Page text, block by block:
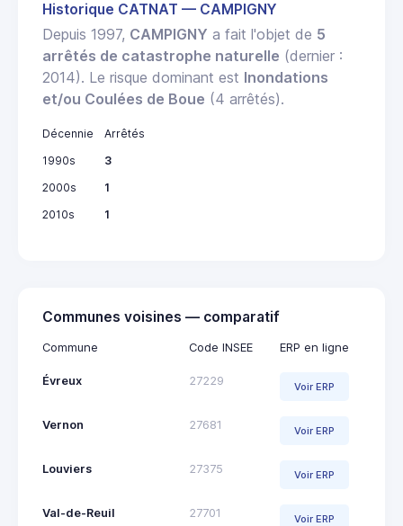
Historique CATNAT — CAMPIGNY
Depuis 1997, CAMPIGNY a fait l'objet de 5
arrêtés de catastrophe naturelle (dernier :
2014). Le risque dominant est Inondations
et/ou Coulées de Boue (4 arrêtés).
Décennie
Arrêtés
1990s
3
2000s
1
2010s
1
Communes voisines — comparatif
Commune Code INSEE ERP en ligne
Évreux 27229 Voir ERP
Vernon 27681 Voir ERP
Louviers 27375 Voir ERP
Val-de-Reuil 27701 Voir ERP